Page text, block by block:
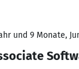
und 9 Monate,